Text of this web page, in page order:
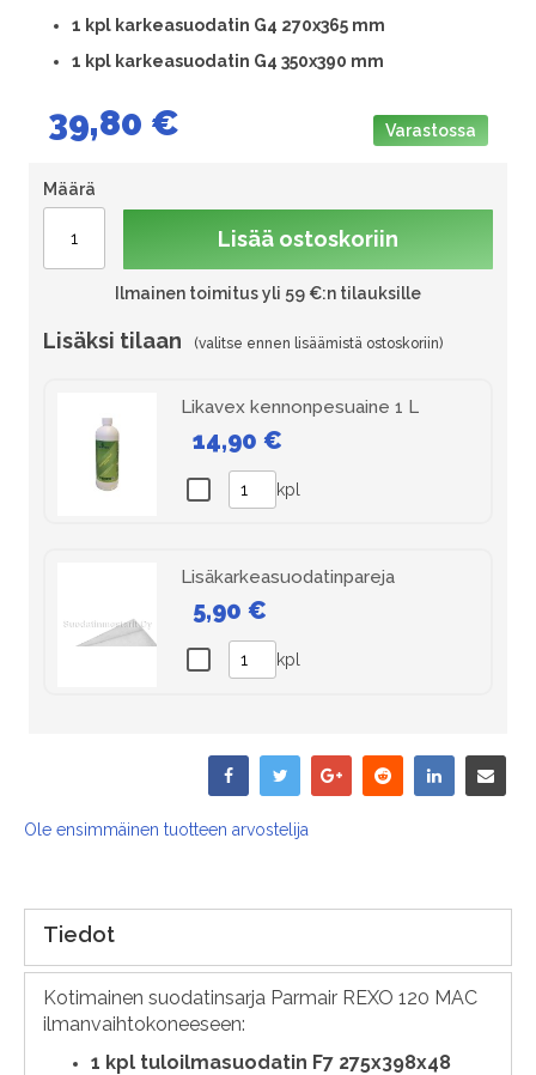
1 kpl karkeasuodatin G4 270x365 mm
1 kpl karkeasuodatin G4 350x390 mm
39,80 € Varastossa
Määrä
Lisää ostoskoriin
Ilmainen toimitus yli 59 €:n tilauksille
Lisäksi tilaan
Likavex kennonpesuaine 1 L
14,90 €
kpl
Lisäkarkeasuodatinpareja
5,90 €
kpl
Ole ensimmäinen tuotteen arvostelija
Tiedot
Kotimainen suodatinsarja Parmair REXO 120 MAC
ilmanvaihtokoneeseen:
1 kpl tuloilmasuodatin F7 275x398x48